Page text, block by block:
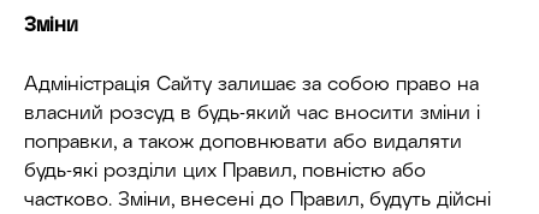
Зміни
Адміністрація Сайту залишає за собою право на
власний розсуд в будь-який час вносити зміни і
поправки, а також доповнювати або видаляти
будь-які розділи цих Правил, повністю або
частково. Зміни, внесені до Правил, будуть дійсні